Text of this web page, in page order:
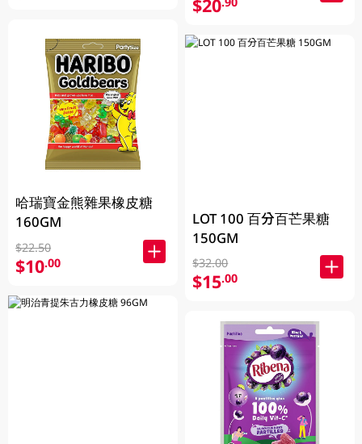
哈瑞寶金熊雜果橡皮糖
160GM
$22.50
$10.00
$20
LOT 100 百分百芒果糖
150GM
$32.00
$15.00